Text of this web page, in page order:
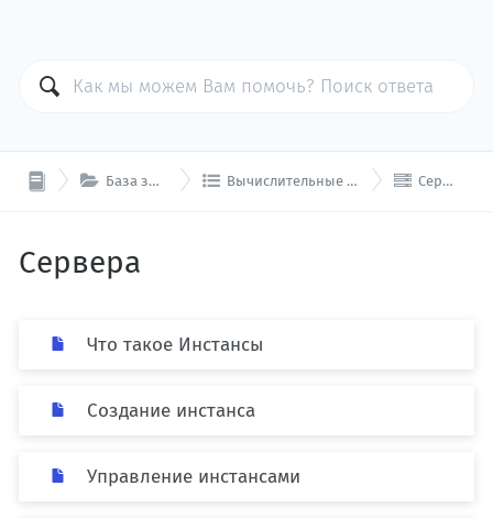
 База знаний  Вычислительные ресурсы  Сервера
Сервера
Что такое Инстансы
Создание инстанса
Управление инстансами